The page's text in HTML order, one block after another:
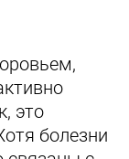
это
болезни